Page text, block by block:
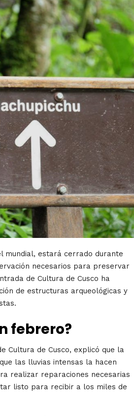
mundial, estará cerrado durante
necesarios para preservar
de Cultura de Cusco ha
de estructuras arqueológicas y
febrero?
Cultura de Cusco, explicó que la
las lluvias intensas la hacen
realizar reparaciones necesarias
listo para recibir a los miles de